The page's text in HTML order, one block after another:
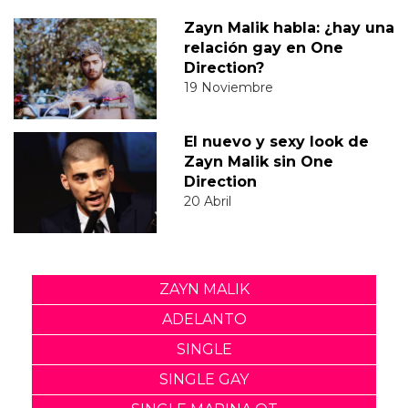
Zayn Malik habla: ¿hay una
relación gay en One
Direction?
19 Noviembre
El nuevo y sexy look de
Zayn Malik sin One
Direction
20 Abril
ZAYN MALIK
ADELANTO
SINGLE
SINGLE GAY